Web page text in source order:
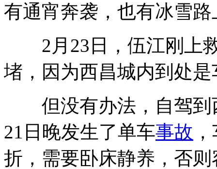
有通宵奔袭，也有冰雪
2月23日，伍江刚上救
堵，因为西昌城内到处是
但没有办法，自驾到
21日晚发生了单车事故
折，需要卧床静养，否